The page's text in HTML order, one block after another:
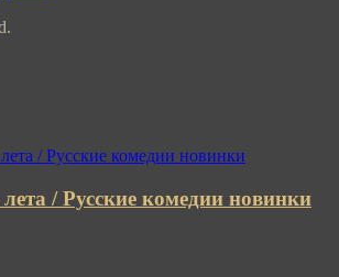
/ Русские комедии новинки